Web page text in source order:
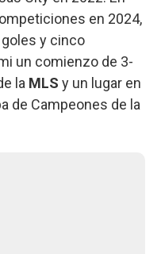
en 2024,
y cinco
un comienzo de 3-
la MLS y un lugar en
de Campeones de la